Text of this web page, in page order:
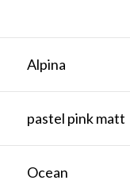
Alpina
pastel pink matt
Ocean